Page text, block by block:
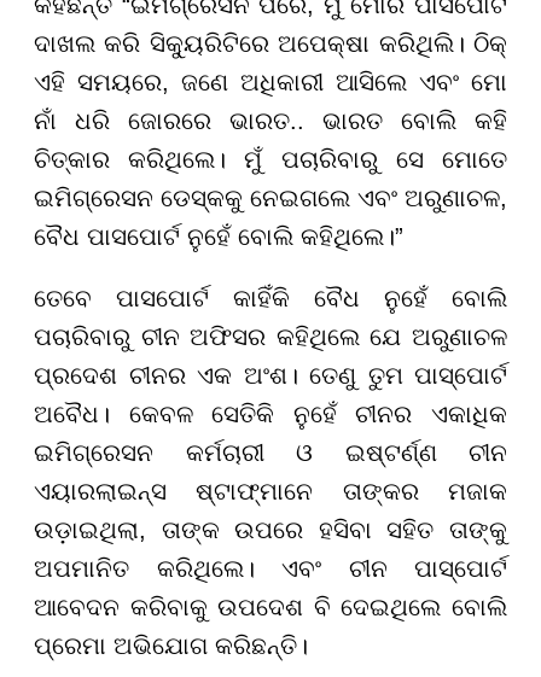
ଦାଖଲ କରି ସିକ୍ୟୁରିଟିରେ ଅପେକ୍ଷା କରିଥିଲି। ଠିକ୍
ଏହି ସମୟରେ, ଜଣେ ଅଧିକାରୀ ଆସିଲେ ଏବଂ ମୋ
ନାଁ ଧରି ଜୋରରେ ଭାରତ.. ଭାରତ ବୋଲି କହି
ଚିତ୍କାର କରିଥିଲେ। ମୁଁ ପଚାରିବାରୁ ସେ ମୋତେ
ଇମିଗ୍ରେସନ ଡେସ୍କକୁ ନେଇଗଲେ ଏବଂ ଅରୁଣାଚଳ,
ବୈଧ ପାସପୋର୍ଟ ନୁହେଁ ବୋଲି କହିଥିଲେ।”
ତେବେ ପାସପୋର୍ଟ କାହିଁକି ବୈଧ ନୁହେଁ ବୋଲି
ପଚାରିବାରୁ ଚୀନ ଅଫିସର କହିଥିଲେ ଯେ ଅରୁଣାଚଳ
ପ୍ରଦେଶ ଚୀନର ଏକ ଅଂଶ। ତେଣୁ ତୁମ ପାସ୍‌ପୋର୍ଟ
ଅବୈଧ। କେବଳ ସେତିକି ନୁହେଁ ଚୀନର ଏକାଧିକ
ଇମିଗ୍ରେସନ କର୍ମଚାରୀ ଓ ଇଷ୍ଟର୍ଣ୍ଣ ଚୀନ
ଏୟାରଲାଇନ୍ସ ଷ୍ଟାଫ୍‌ମାନେ ତାଙ୍କର ମଜାକ
ଉଡ଼ାଇଥିଲା, ତାଙ୍କ ଉପରେ ହସିବା ସହିତ ତାଙ୍କୁ
ଅପମାନିତ କରିଥିଲେ। ଏବଂ ଚୀନ ପାସ୍‌ପୋର୍ଟ
ଆବେଦନ କରିବାକୁ ଉପଦେଶ ବି ଦେଇଥିଲେ ବୋଲି
ପ୍ରେମା ଅଭିଯୋଗ କରିଛନ୍ତି।